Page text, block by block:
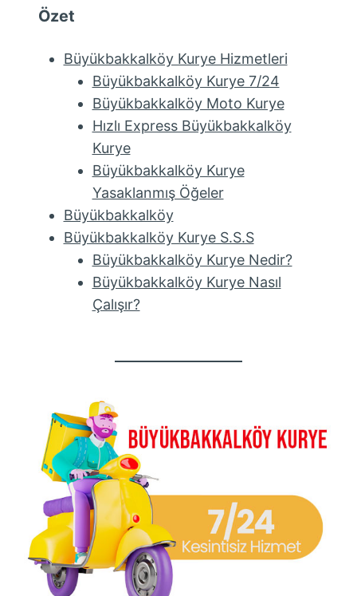
Özet
Büyükbakkalköy Kurye Hizmetleri
Büyükbakkalköy Kurye 7/24
Büyükbakkalköy Moto Kurye
Hızlı Express Büyükbakkalköy
Kurye
Büyükbakkalköy Kurye
Yasaklanmış Öğeler
Büyükbakkalköy
Büyükbakkalköy Kurye S.S.S
Büyükbakkalköy Kurye Nedir?
Büyükbakkalköy Kurye Nasıl
Çalışır?